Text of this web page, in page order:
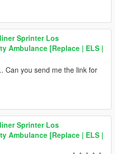
Sprinter Los
Ambulance [Replace | ELS |
Can you send me the link for
Sprinter Los
Ambulance [Replace | ELS |